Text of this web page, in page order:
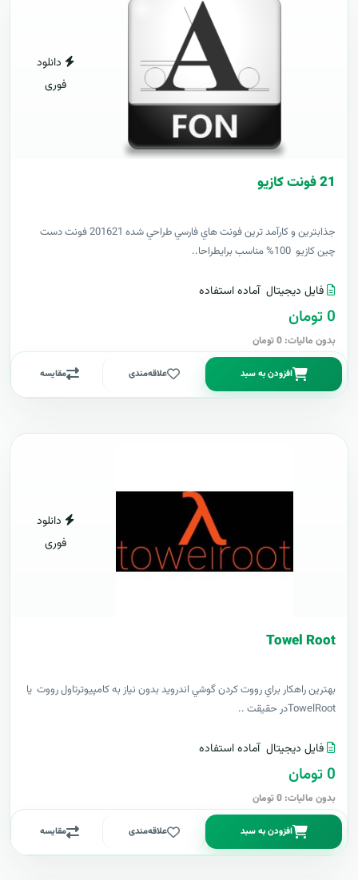
دانلود
فوری
21 فونت کازيو
جذابترين و کارآمد ترين فونت هاي فارسي طراحي شده 201621 فونت دست
چين کازيو 100% مناسب برايطراحا..
فایل دیجیتال آماده استفاده
0 تومان
بدون مالیات: 0 تومان
افزودن به سبد علاقه‌مندی مقایسه
دانلود
فوری
Towel Root
بهترين راهکار براي رووت کردن گوشي اندرويد بدون نياز به کامپيوترتاول رووت يا
TowelRootدر حقيقت ..
فایل دیجیتال آماده استفاده
0 تومان
بدون مالیات: 0 تومان
افزودن به سبد علاقه‌مندی مقایسه